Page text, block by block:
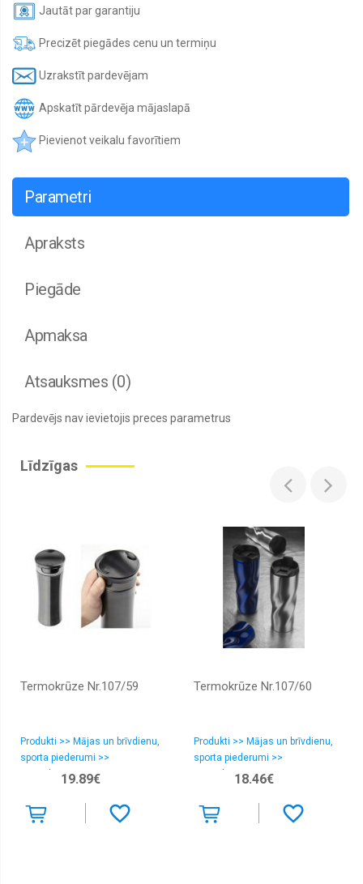
Jautāt par garantiju
Precizēt piegādes cenu un termiņu
Uzrakstīt pardevējam
Apskatīt pārdevēja mājaslapā
Pievienot veikalu favorītiem
Parametri
Apraksts
Piegāde
Apmaksa
Atsauksmes (0)
Pardevējs nav ievietojis preces parametrus
Līdzīgas
Termokrūze Nr.107/59
Produkti >> Mājas un brīvdienu,
sporta piederumi >>
Termokrūzes19.89€
Termokrūze Nr.107/60
Produkti >> Mājas un brīvdienu,
sporta piederumi >>
Termokrūzes18.46€